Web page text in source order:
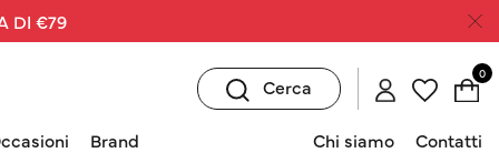
DI €79
Cerca
0
Brand Chi siamo Contatti